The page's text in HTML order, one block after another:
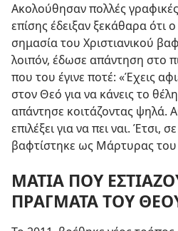
Ακολούθησαν πολλές
επίσης έδειξαν ξεκάθαρα ότι
σημασία του Χριστιανικού
λοιπόν, έδωσε απάντηση στο
που του έγινε ποτέ: «Έχεις
στον Θεό για να κάνεις το
απάντησε κοιτάζοντας ψηλά.
επιλέξει για να πει ναι. Έτσι,
βαφτίστηκε ως Μάρτυρας
ΜΑΤΙΑ ΠΟΥ
ΠΡΑΓΜΑΤΑ ΤΟΥ